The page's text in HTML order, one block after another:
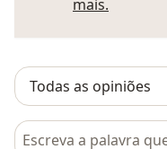
mais.
Pesquisar em opiniões